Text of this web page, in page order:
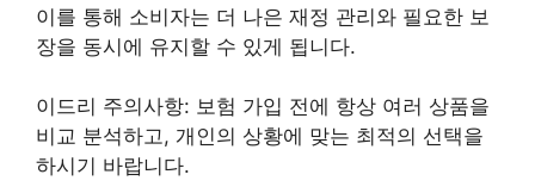
이를 통해 소비자는 더 나은 재정 관리와 필요한 보
장을 동시에 유지할 수 있게 됩니다.
이드리 주의사항: 보험 가입 전에 항상 여러 상품을
비교 분석하고, 개인의 상황에 맞는 최적의 선택을
하시기 바랍니다.